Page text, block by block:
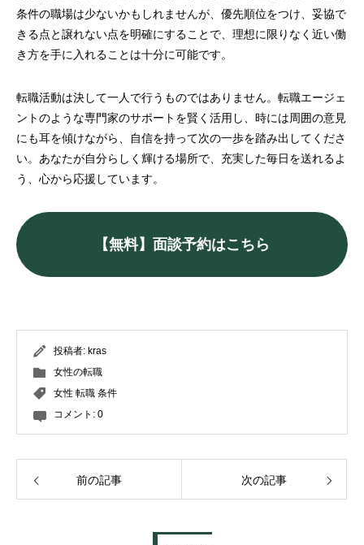
条件の職場は少ないかもしれませんが、優先順位をつけ、妥協で
きる点と譲れない点を明確にすることで、理想に限りなく近い働
き方を手に入れることは十分に可能です。
転職活動は決して一人で行うものではありません。転職エージェ
ントのような専門家のサポートを賢く活用し、時には周囲の意見
にも耳を傾けながら、自信を持って次の一歩を踏み出してくださ
い。あなたが自分らしく輝ける場所で、充実した毎日を送れるよ
う、心から応援しています。
【無料】面談予約はこちら
投稿者: kras
女性の転職
女性 転職 条件
コメント: 0
前の記事 次の記事